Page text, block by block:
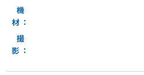
機
材：
撮
影：